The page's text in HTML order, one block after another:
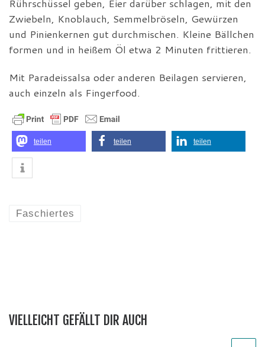
Rührschüssel geben, Eier darüber schlagen, mit den
Zwiebeln, Knoblauch, Semmelbröseln, Gewürzen
und Pinienkernen gut durchmischen. Kleine Bällchen
formen und in heißem Öl etwa 2 Minuten frittieren.
Mit Paradeissalsa oder anderen Beilagen servieren,
auch einzeln als Fingerfood.
teilen teilen teilen
Faschiertes
VIELLEICHT GEFÄLLT DIR AUCH